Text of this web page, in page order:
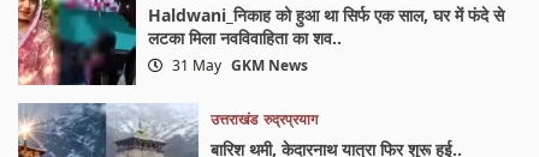
Haldwani_निकाह को हुआ था सिर्फ एक साल, घर में फंदे से
लटका मिला नवविवाहिता का शव..
31 May GKM News
उत्तराखंड रुद्रप्रयाग
बारिश थमी, केदारनाथ यात्रा फिर शुरू हुई..